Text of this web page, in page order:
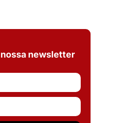
newsletter